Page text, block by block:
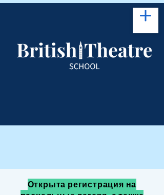
Открыта регистрация на